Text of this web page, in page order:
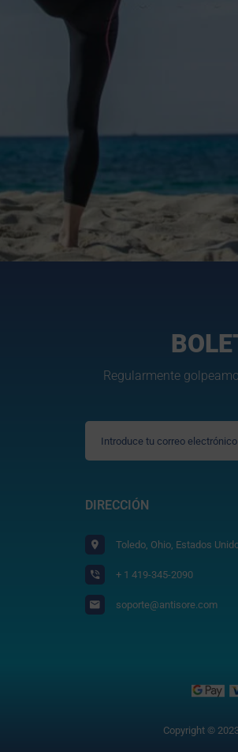
Regularmente
DIRECCIÓN
Toledo, Ohio, Estados
+ 1 419-345-2090
soporte@antisore.com
Copyright ©